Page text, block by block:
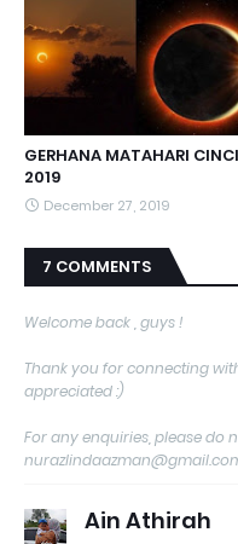
GERHANA MATAHARI
2019
December 27, 2019
7 COMMENTS
Welcome back , guys !
Thank you for connecting
appreciated :)
For any enquiries, please do
Ain Athirah